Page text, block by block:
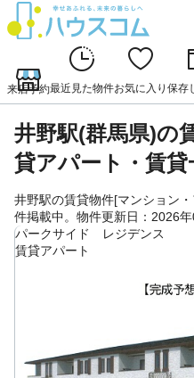
来店予約最近見た物件お気に入り 保存
井野駅(群馬県)の
貸アパート・賃
井野駅の賃貸物件[マンション
件掲載中。物件更新日：2026年
パークサイド レジデンス
賃貸アパート